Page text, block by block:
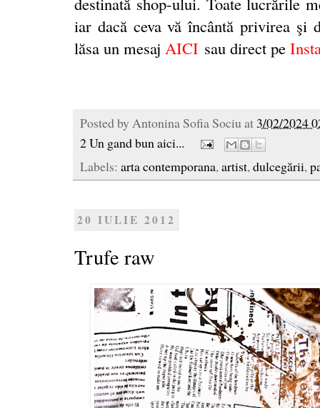
iar dacă ceva vă încântă privirea
lăsa un mesaj AICI sau direct pe
Posted by Antonina Sofia Sociu at 3/02/2024
2 Un gand bun aici...
Labels: arta contemporana, artist, dulcegării,
20 IULIE 2012
Trufe raw